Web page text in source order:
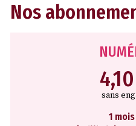
Nos
sans
1